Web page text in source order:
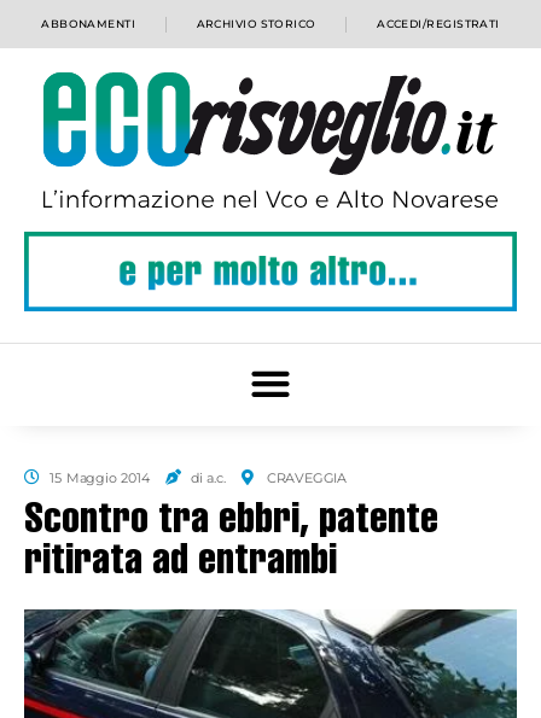
ABBONAMENTI ARCHIVIO STORICO ACCEDI/REGISTRATI
15 Maggio 2014 di a.c. CRAVEGGIA
Scontro tra ebbri, patente
ritirata ad entrambi